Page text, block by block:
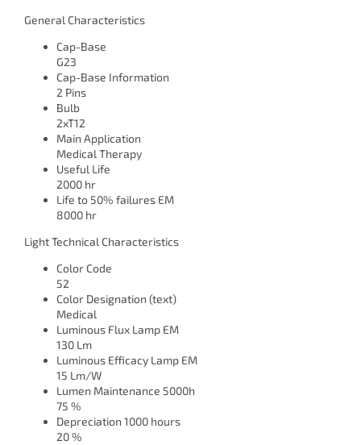
General Characteristics
Cap-Base
G23
Cap-Base Information
2 Pins
Bulb
2xT12
Main Application
Medical Therapy
Useful Life
2000 hr
Life to 50% failures EM
8000 hr
Light Technical Characteristics
Color Code
52
Color Designation (text)
Medical
Luminous Flux Lamp EM
130 Lm
Luminous Efficacy Lamp EM
15 Lm/W
Lumen Maintenance 5000h
75 %
Depreciation 1000 hours
20 %